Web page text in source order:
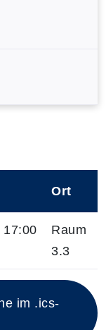
Kurs
Ort
Raum
3.3
im .ics-